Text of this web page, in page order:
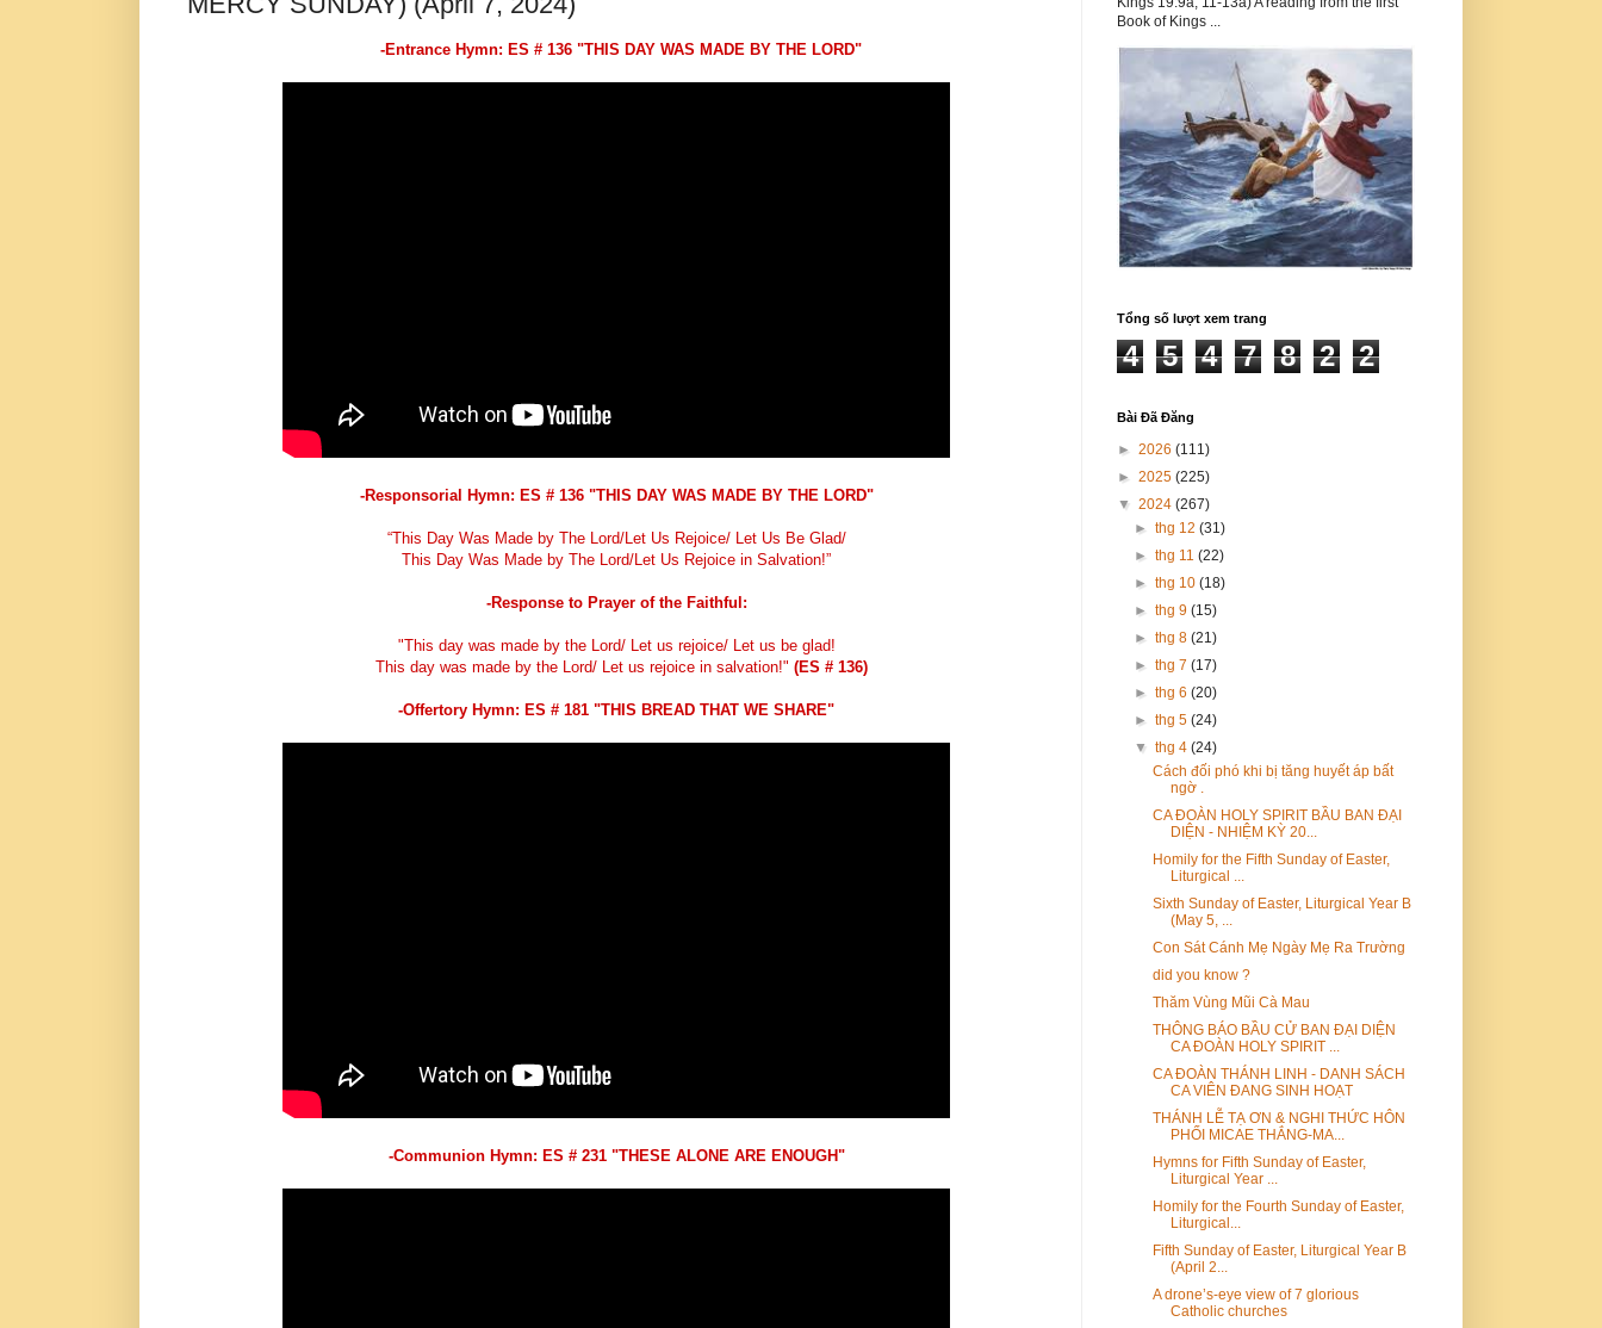
-Entrance Hymn: ES # 136 "THIS DAY WAS MADE BY THE LORD"
-Responsorial Hymn: ES # 136 "THIS DAY WAS MADE BY THE LORD"
“This Day Was Made by The Lord/Let Us Rejoice/ Let Us Be Glad/
This Day Was Made by The Lord/Let Us Rejoice in Salvation!”
-Response to Prayer of the Faithful:
"This day was made by the Lord/ Let us rejoice/ Let us be glad!
This day was made by the Lord/ Let us rejoice in salvation!" (ES # 136)
-Offertory Hymn: ES # 181 "THIS BREAD THAT WE SHARE"
-Communion Hymn: ES # 231 "THESE ALONE ARE ENOUGH"
Book of Kings ...
Tổng số lượt xem trang
4 5 4 7 8 2 2
Bài Đã Đăng
► 2026 (111)
► 2025 (225)
▼ 2024 (267)
►thg 12(31)
►thg 11(22)
►thg 10(18)
►thg 9(15)
►thg 8(21)
►thg 7(17)
►thg 6(20)
►thg 5(24)
▼thg 4(24)
Cách đối phó khi bị tăng huyết áp bất
ngờ .
CA ĐOÀN HOLY SPIRIT BẦU BAN ĐẠI
DIỆN - NHIỆM KỲ 20...
Homily for the Fifth Sunday of Easter,
Liturgical ...
Sixth Sunday of Easter, Liturgical Year B
(May 5, ...
Con Sát Cánh Mẹ Ngày Mẹ Ra Trường
did you know ?
Thăm Vùng Mũi Cà Mau
THÔNG BÁO BẦU CỬ BAN ĐẠI DIỆN
CA ĐOÀN HOLY SPIRIT ...
CA ĐOÀN THÁNH LINH - DANH SÁCH
CA VIÊN ĐANG SINH HOẠT
THÁNH LỄ TẠ ƠN & NGHI THỨC HÔN
PHỐI MICAE THẮNG-MA...
Hymns for Fifth Sunday of Easter,
Liturgical Year ...
Homily for the Fourth Sunday of Easter,
Liturgical...
Fifth Sunday of Easter, Liturgical Year B
(April 2...
A drone’s-eye view of 7 glorious
Catholic churches